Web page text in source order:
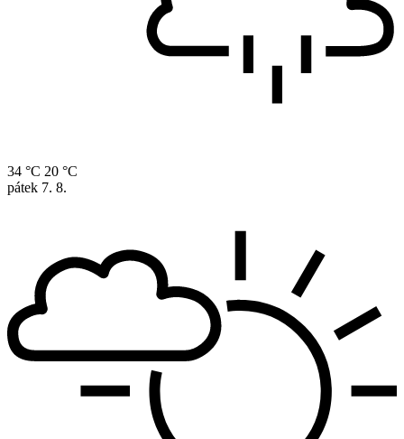
34 °C 20 °C
pátek 7. 8.